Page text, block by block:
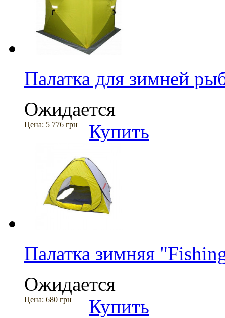
Палатка для зимней
Ожидается
Цена: 5 776 грн Купить
Палатка зимняя
Ожидается
Цена: 680 грн Купить